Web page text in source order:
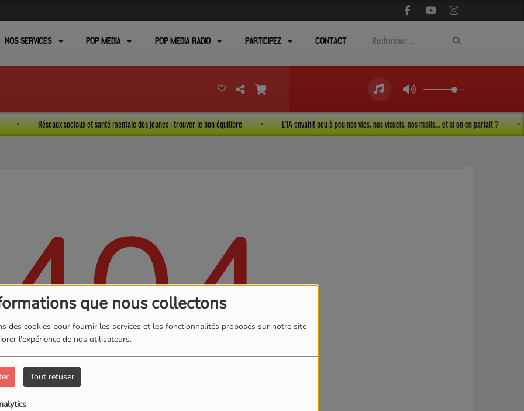
que nous collectons
des cookies pour fournir les services et les fonctionnalités proposés sur notre site
l'expérience de nos utilisateurs.
Tout refuser
NOS SERVICES POP MEDIA POP MEDIA RADIO PARTICIPEZ CONTACT
Réseaux sociaux et santé mentale des jeunes : trouver le bon équilibre L'IA envahit peu à peu nos vies, nos visuels, nos mails... et si on en parlait ?